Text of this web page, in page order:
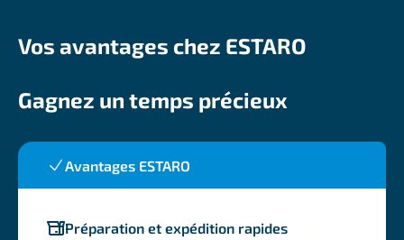
Vos avantages chez ESTARO
Avantages ESTARO
Préparation et expédition rapides
Gagnez un temps précieux